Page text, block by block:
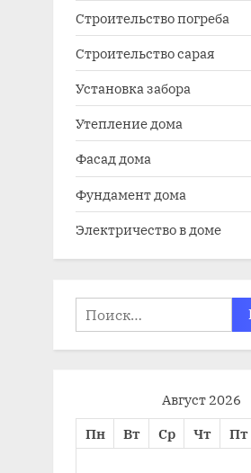
Строительство погреба
Строительство сарая
Установка забора
Утепление дома
Фасад дома
Фундамент дома
Электричество в доме
Найти:
Август 2026
Пн
Вт Ср Чт Пт